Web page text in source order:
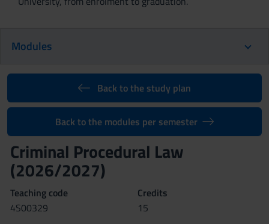
Modules
Back to the study plan
Back to the modules per semester
Criminal Procedural Law
(2026/2027)
Teaching code
4S00329
Credits
15